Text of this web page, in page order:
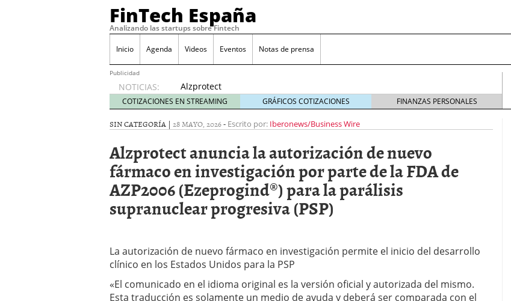
FinTech España
Analizando las startups sobre Fintech
Inicio Agenda Videos Eventos Notas de prensa
Publicidad
NOTICIAS:
Alzprotect
anuncia
la
autorización
nuevo
fármaco
en
investigación
por
parte de
la FDA
(Ezeprogind®)
para la
parálisis
supranuclear
COTIZACIONES EN STREAMING GRÁFICOS COTIZACIONES FINANZAS PERSONALES
SIN CATEGORÍA | 28 MAYO, 2026- Escrito por: Iberonews/Business Wire
Alzprotect anuncia la autorización de nuevo
fármaco en investigación por parte de la FDA de
AZP2006 (Ezeprogind®) para la parálisis
supranuclear progresiva (PSP)
La autorización de nuevo fármaco en investigación permite el inicio del desarrollo
clínico en los Estados Unidos para la PSP
«El comunicado en el idioma original es la versión oficial y autorizada del mismo.
Esta traducción es solamente un medio de ayuda y deberá ser comparada con el